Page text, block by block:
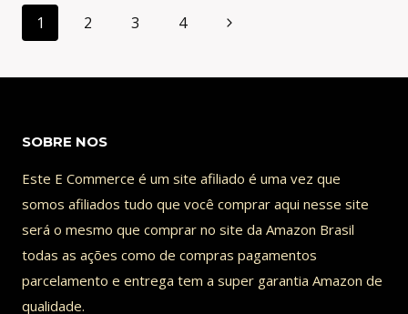
ARRASCAETA!
BRAZ
DE
Navegação
da
Página
1 2 3 4
Página
SOBRE NOS
Este E Commerce é um site afiliado é uma vez que
somos afiliados tudo que você comprar aqui nesse site
será o mesmo que comprar no site da Amazon Brasil
todas as ações como de compras pagamentos
parcelamento e entrega tem a super garantia Amazon de
qualidade.